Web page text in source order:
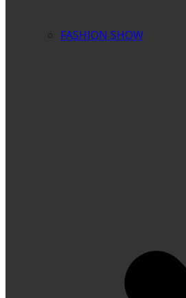
FASHION SHOW